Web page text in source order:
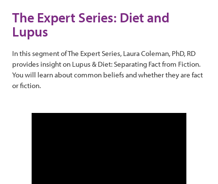
The Expert Series: Diet and
Lupus
In this segment of The Expert Series, Laura Coleman, PhD, RD
provides insight on Lupus & Diet: Separating Fact from Fiction.
You will learn about common beliefs and whether they are fact
or fiction.